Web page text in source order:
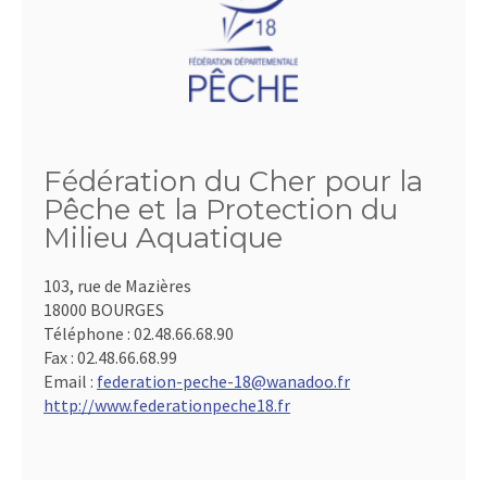
Fédération du Cher pour la
Pêche et la Protection du
Milieu Aquatique
103, rue de Mazières
18000 BOURGES
Téléphone : 02.48.66.68.90
Fax : 02.48.66.68.99
Email : federation-peche-18@wanadoo.fr
http://www.federationpeche18.fr